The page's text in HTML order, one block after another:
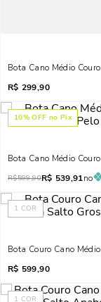
Bota Cano Médio
R$ 299,90
10% OFF no Pix
Bota Cano Médio
R$599,90R$ 539,91no
1 COR
Bota Couro Cano
R$ 599,90
1 COR